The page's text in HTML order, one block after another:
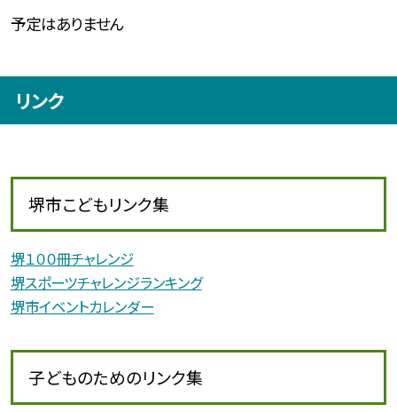
予定はありません
リンク
堺市こどもリンク集
堺１００冊チャレンジ
堺スポーツチャレンジランキング
堺市イベントカレンダー
子どものためのリンク集